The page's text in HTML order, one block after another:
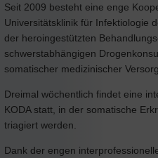
Seit 2009 besteht eine enge
Universitätsklinik für Infektiologie
der heroingestützten
schwerstabhängigen
somatischer medizinischer
Dreimal wöchentlich findet eine
KODA statt, in der somatische
triagiert werden.
Dank der engen